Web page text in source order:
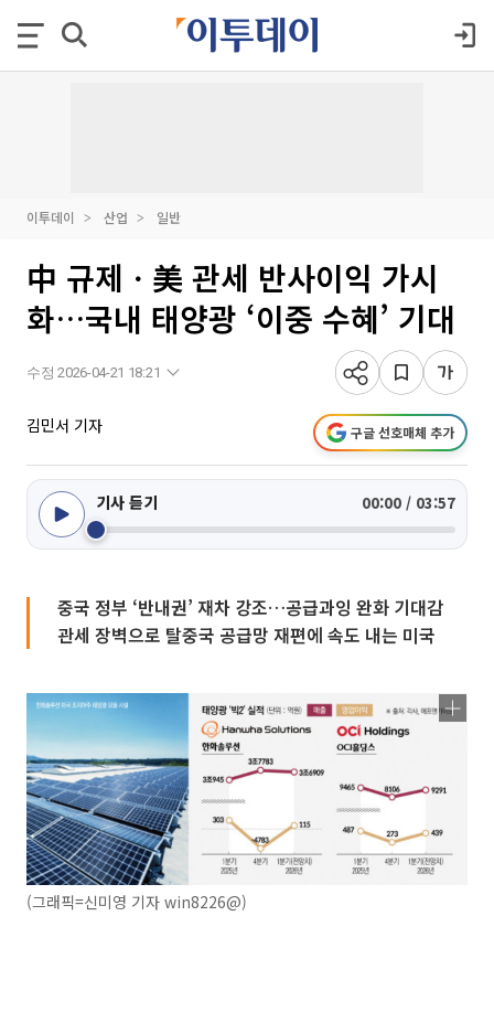
이투데이 산업 일반
中 규제ㆍ美 관세 반사이익 가시
화…국내 태양광 ‘이중 수혜’ 기대
수정 2026-04-21 18:21
김민서 기자 구글 선호매체 추가
기사 듣기 00:00 / 03:57
중국 정부 ‘반내권’ 재차 강조…공급과잉 완화 기대감
관세 장벽으로 탈중국 공급망 재편에 속도 내는 미국
(그래픽=신미영 기자 win8226@)